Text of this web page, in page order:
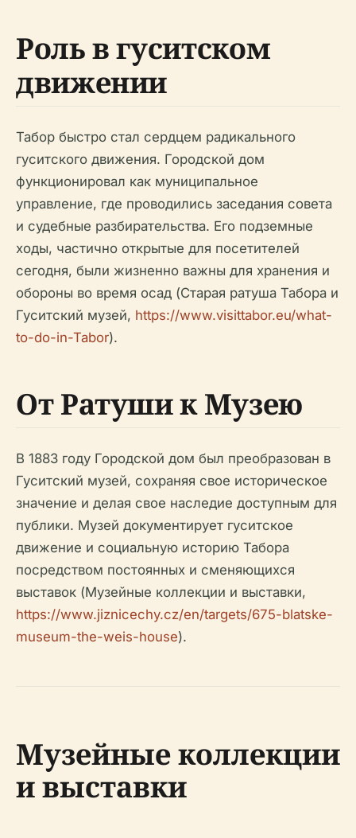
Роль в гуситском
движении
Табор быстро стал сердцем радикального
гуситского движения. Городской дом
функционировал как муниципальное
управление, где проводились заседания совета
и судебные разбирательства. Его подземные
ходы, частично открытые для посетителей
сегодня, были жизненно важны для хранения и
обороны во время осад (Старая ратуша Табора и
Гуситский музей, https://www.visittabor.eu/what-
to-do-in-Tabor).
От Ратуши к Музею
В 1883 году Городской дом был преобразован в
Гуситский музей, сохраняя свое историческое
значение и делая свое наследие доступным для
публики. Музей документирует гуситское
движение и социальную историю Табора
посредством постоянных и сменяющихся
выставок (Музейные коллекции и выставки,
https://www.jiznicechy.cz/en/targets/675-blatske-
museum-the-weis-house).
Музейные коллекции
и выставки